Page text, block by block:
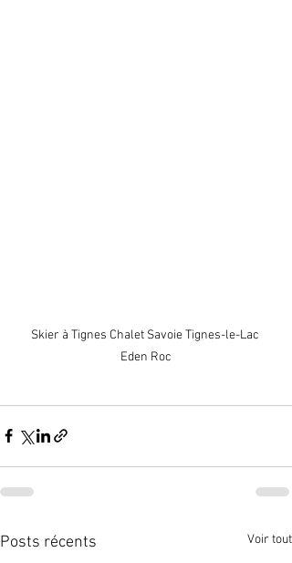
Skier à Tignes Chalet Savoie Tignes-le-Lac
Eden Roc
Posts récents Voir tout